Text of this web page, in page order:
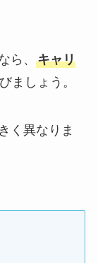
ら、 キャリ
ましょう。
く異なりま